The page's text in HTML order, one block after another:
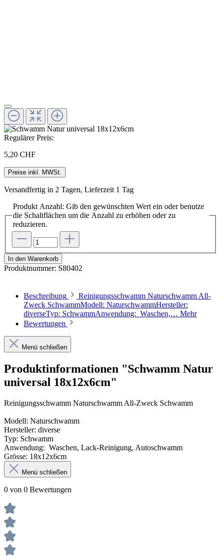
Regulärer Preis:
5,20 CHF
Preise inkl. MWSt.
Versandfertig in 2 Tagen, Lieferzeit 1 Tag
Produkt Anzahl: Gib den gewünschten Wert ein oder benutze
die Schaltflächen um die Anzahl zu erhöhen oder zu
reduzieren.
In den Warenkorb
Produktnummer: S80402
Beschreibung
Reinigungsschwamm Naturschwamm All-
Zweck SchwammModell: NaturschwammHersteller:
diverseTyp: SchwammAnwendung: Waschen,… Mehr
Bewertungen
Menü schließen
Produktinformationen "Schwamm Natur
universal 18x12x6cm"
Reinigungsschwamm Naturschwamm All-Zweck Schwamm
Modell: Naturschwamm
Hersteller: diverse
Typ: Schwamm
Anwendung: Waschen, Lack-Reinigung, Autoschwamm
Grösse: 18x12x6cm
Menü schließen
0 von 0 Bewertungen